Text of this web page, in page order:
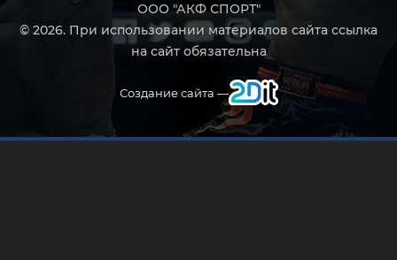
ООО "АКФ СПОРТ"
© 2026. При использовании материалов сайта ссылка
на сайт обязательна
Создание сайта —